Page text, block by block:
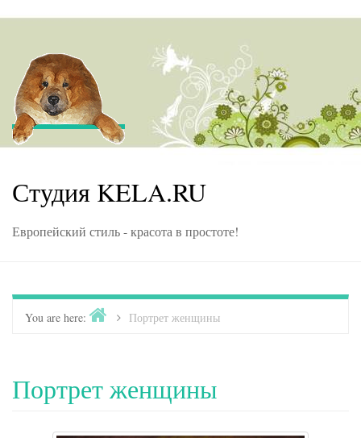
Студия KELA.RU
Европейский стиль - красота в простоте!
You are here: HomeПортрет женщины
Портрет женщины